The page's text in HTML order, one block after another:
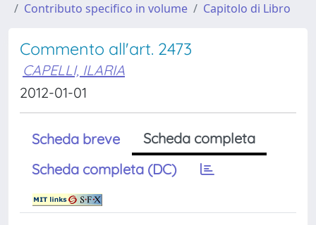
Contributo specifico in volume
Capitolo di Libro
Commento all'art. 2473
CAPELLI, ILARIA
2012-01-01
Scheda breve
Scheda completa
Scheda completa (DC)